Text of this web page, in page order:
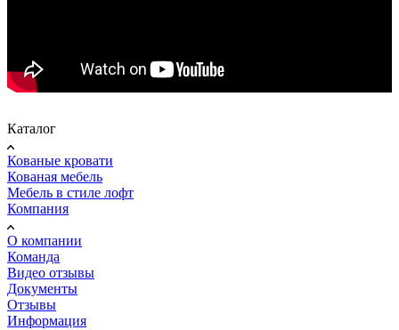
Каталог
Кованые кровати
Кованая мебель
Мебель в стиле лофт
Компания
О компании
Команда
Видео отзывы
Документы
Отзывы
Информация